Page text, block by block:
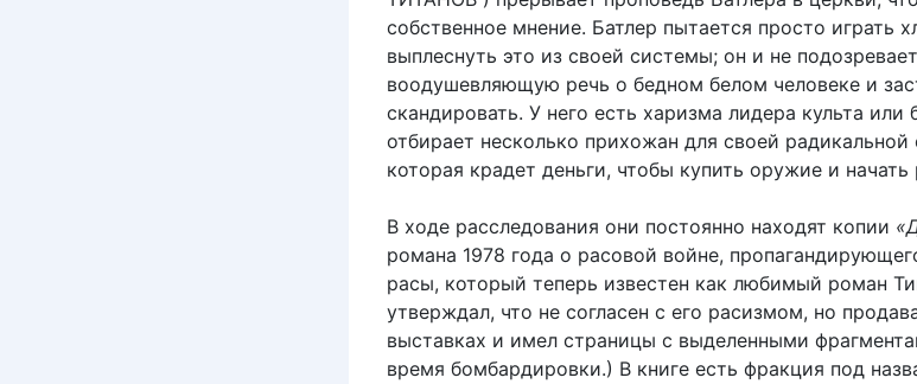
собственное мнение. Батлер пытается просто играть
выплеснуть это из своей системы; он и не
воодушевляющую речь о бедном белом человеке и
скандировать. У него есть харизма лидера культа или
отбирает несколько прихожан для своей
которая крадет деньги, чтобы купить оружие и
В ходе расследования они постоянно находят копии
романа 1978 года о расовой войне,
расы, который теперь известен как любимый роман
утверждал, что не согласен с его расизмом, но
выставках и имел страницы с выделенными
время бомбардировки.) В книге есть фракция под